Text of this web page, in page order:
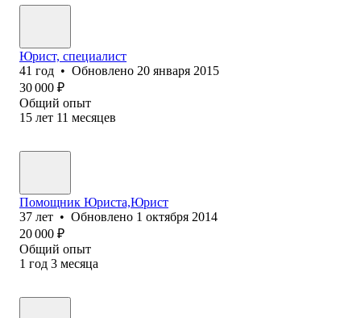
Юрист, специалист
41 год • Обновлено 20 января 2015
30 000 ₽
Общий опыт
15 лет 11 месяцев
Помощник Юриста,Юрист
37 лет • Обновлено 1 октября 2014
20 000 ₽
Общий опыт
1 год 3 месяца